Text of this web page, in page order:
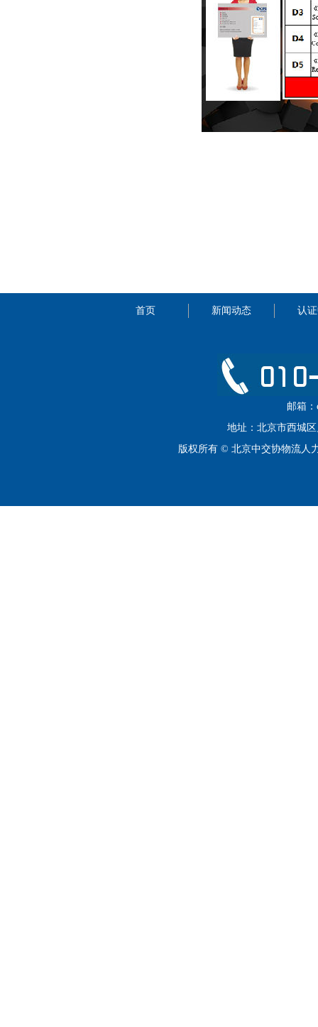
首页 新闻动态 认
邮箱：
地址：北京市西城区
版权所有 © 北京中交协物流人